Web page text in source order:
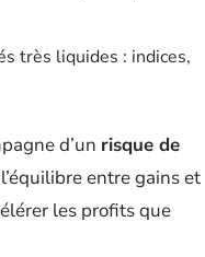
très liquides : indices,
d’un risque de
entre gains et
les profits que